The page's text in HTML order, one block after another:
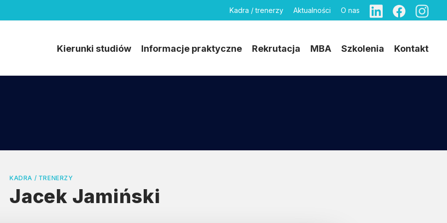
Kadra / trenerzy Aktualności O nas
Kierunki studiów Informacje praktyczne Rekrutacja MBA Szkolenia Kontakt
KADRA / TRENERZY
Jacek Jamiński